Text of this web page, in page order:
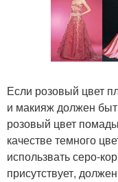
Если розовый цвет
и макияж должен
розовый цвет
качестве темного
использвать серо-
присутствует,